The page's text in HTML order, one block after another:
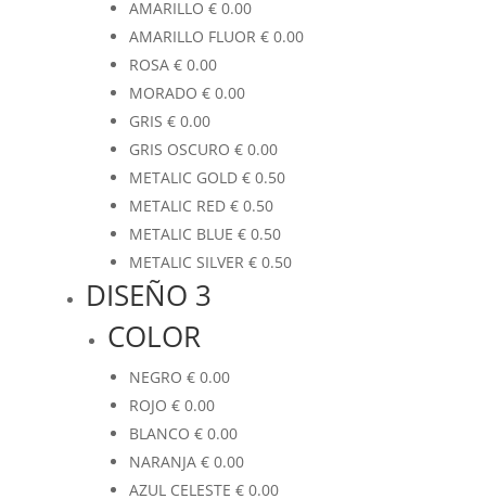
AMARILLO €0.00
AMARILLO FLUOR €0.00
ROSA €0.00
MORADO €0.00
GRIS €0.00
GRIS OSCURO €0.00
METALIC GOLD €0.50
METALIC RED €0.50
METALIC BLUE €0.50
METALIC SILVER €0.50
DISEÑO 3
COLOR
NEGRO €0.00
ROJO €0.00
BLANCO €0.00
NARANJA €0.00
AZUL CELESTE €0.00